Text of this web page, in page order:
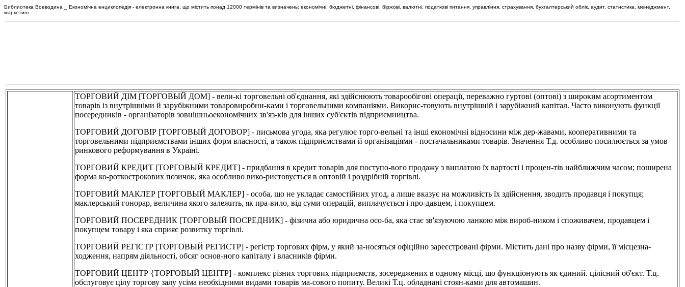
Библиотека Воеводина _ Економічна енциклопедія - електронна книга, що містить понад 12000 термінів та визначень: економічні, бюджетні, фінансові, біржові, валютні, податкові питання, управління, страхування, бухгалтерський облік, аудит, статистика, менеджмент,
маркетинг
ТОРГОВИЙ ДІМ [ТОРГОВЫЙ ДОМ] - вели-кі торговельні об'єднання, які здійснюють товарообігові операції, переважно гуртові (оптові) з широким асортиментом
товарів із внутрішніми й зарубіжними товаровиробни-ками і торговельними компаніями. Викорис-товують внутрішній і зарубіжний капітал. Часто виконують функції
посередників - організаторів зовнішньоекономічних зв'яз-ків для інших суб'єктів підприємництва.
ТОРГОВИЙ ДОГОВІР [ТОРГОВЫЙ ДОГОВОР] - письмова угода, яка регулює торго-вельні та інші економічні відносини між дер-жавами, кооперативними та
торговельними підприємствами інших форм власності, а також підприємствами й організаціями - постачальниками товарів. Значення Т.д. особливо посилюється за умов
ринкового реформування в Україні.
ТОРГОВИЙ КРЕДИТ [ТОРГОВЫЙ КРЕДИТ] - придбання в кредит товарів для поступо-вого продажу з виплатою їх вартості і процен-тів найближчим часом; поширена
форма ко-роткострокових позичок, яка особливо вико-ристовується в оптовій і роздрібній торгівлі.
ТОРГОВИЙ МАКЛЕР [ТОРГОВЫЙ МАКЛЕР] - особа, що не укладає самостійних угод, а лише вказує на можливість їх здійснення, зводить продавця і покупця;
маклерський гонорар, величина якого залежить, як пра-вило, від суми операцій, виплачується і про-давцем, і покупцем.
ТОРГОВИЙ ПОСЕРЕДНИК [ТОРГОВЫЙ ПОСРЕДНИК] - фізична або юридична осо-ба, яка стає зв'язуючою ланкою між вироб-ником і споживачем, продавцем і
покупцем товару і яка сприяє розвитку торгівлі.
ТОРГОВИЙ РЕГІСТР [ТОРГОВЫЙ РЕГИСТР] - регістр торгових фірм, у який за-носяться офіційно зареєстровані фірми. Містить дані про назву фірми, її місцезна-
ходження, напрям діяльності, обсяг основ-ного капіталу і власників фірми.
ТОРГОВИЙ ЦЕНТР {ТОРГОВЫЙ ЦЕНТР] - комплекс різних торгових підприємств, зосереджених в одному місці, що функціонують як єдиний. цілісний об'єкт. Т.ц.
обслуговує цілу торгову залу усіма необхідними видами товарів ма-сового попиту. Великі Т.ц. обладнані стоян-ками для автомашин.